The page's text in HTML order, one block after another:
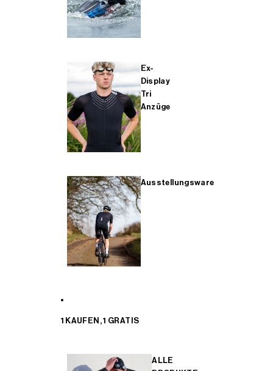
Ex-
Display
Tri
Anzüge
Ausstellungsware
1 KAUFEN, 1 GRATIS
ALLE